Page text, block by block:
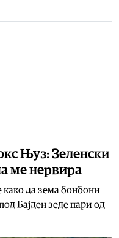
Њуз: Зеленски
ме нервира
како да зема бонбони
Бајден зеде пари од